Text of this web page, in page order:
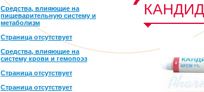
Средства, влияющие на
пищеварительную систему и
метаболизм
Страница отсутствует
Средства, влияющие на
систему крови и гемопоэз
Страница отсутствует
Страница отсутствует
КАНДИД